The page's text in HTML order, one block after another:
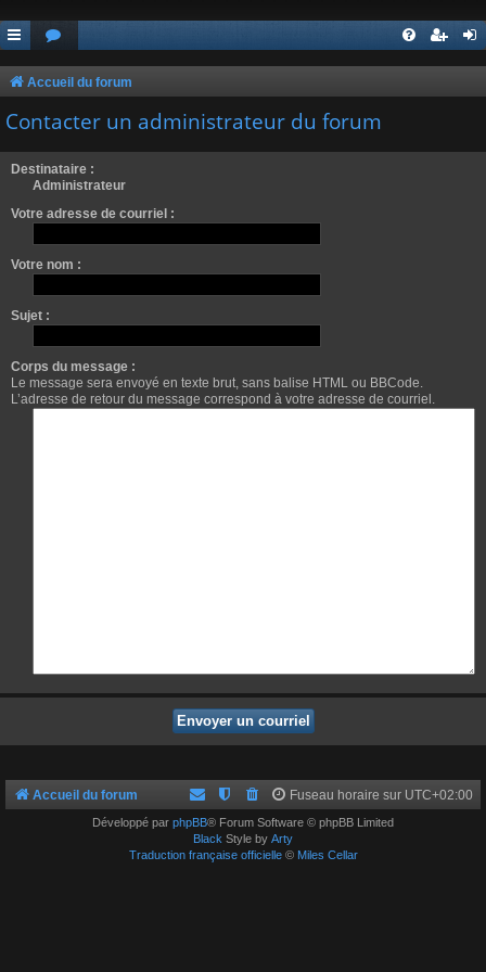
Accueil du forum
Contacter un administrateur du forum
Destinataire :
Administrateur
Votre adresse de courriel :
Votre nom :
Sujet :
Corps du message :
Le message sera envoyé en texte brut, sans balise HTML ou BBCode.
L’adresse de retour du message correspond à votre adresse de courriel.
Accueil du forum Fuseau horaire sur UTC+02:00
Développé par phpBB® Forum Software © phpBB Limited
Black Style by Arty
Traduction française officielle© Miles Cellar